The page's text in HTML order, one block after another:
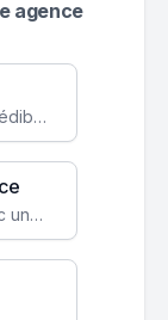
agence
Augmentez votre visibilité et crédibilité en ligne avec un site web performant, conçu pour attirer plus de clients.
Transformez votre activité avec une boutique en ligne, accessible à l'échelle mondiale 24/7.